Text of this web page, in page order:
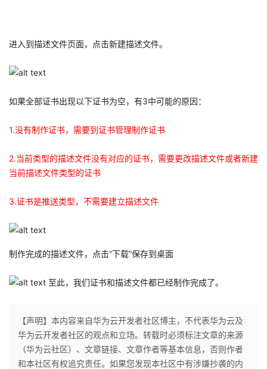
堂
我
的
课
程
我
的
认
我
的
我
藏
我
的
技
术
支
我
的
云
声
进入到描述文件页面，点击新建描述文件。
如果全部证书出现以下证书为空，有3中可能的原因：​
1.没有制作证书，需要到证书管理制作证书​
2.当前类型的描述文件没有对应的证书，需要更改描述文件或者新建
当前描述文件类型的证书​
3.证书是推送类型，不需要建立描述文件​​
制作完成的描述文件，点击“下载”保存到桌面​
至此，我们证书和描述文件都已经制作完成了。​
【声明】本内容来自华为云开发者社区博主，不代表华为云及
华为云开发者社区的观点和立场。转载时必须标注文章的来源
（华为云社区）、文章链接、文章作者等基本信息，否则作者
和本社区有权追究责任。如果您发现本社区中有涉嫌抄袭的内